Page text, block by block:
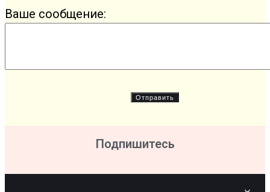
Ваше сообщение:
Подпишитесь